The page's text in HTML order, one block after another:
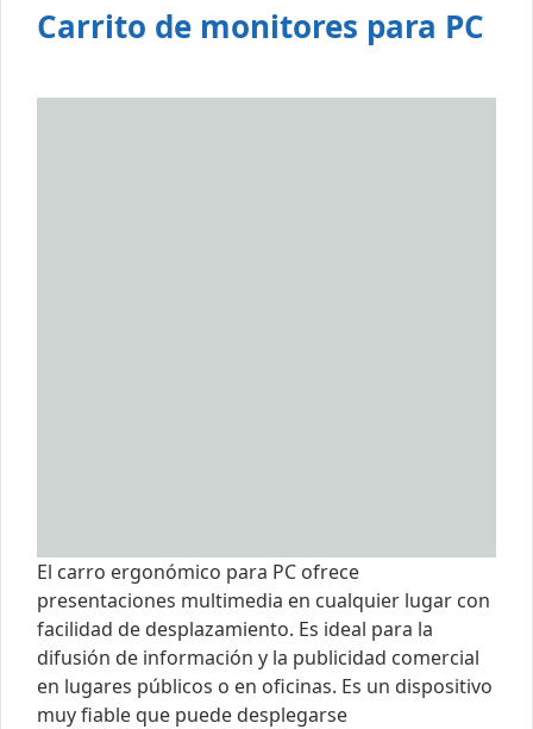
Carrito de monitores para PC
El carro ergonómico para PC ofrece
presentaciones multimedia en cualquier lugar con
facilidad de desplazamiento. Es ideal para la
difusión de información y la publicidad comercial
en lugares públicos o en oficinas. Es un dispositivo
muy fiable que puede desplegarse